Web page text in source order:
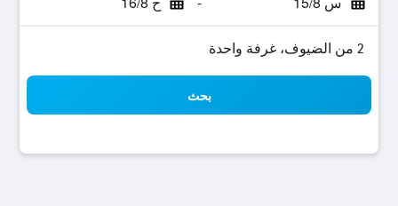
2 من الضيوف، غرفة واحدة
بحث